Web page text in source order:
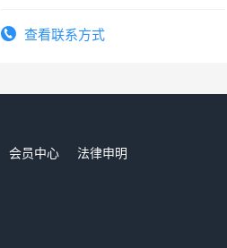
查看联系方式
会员中心
法律申明